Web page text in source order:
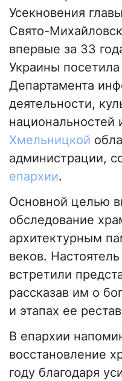
Усекновения
Свято-
впервые за 33
Украины
Департамента
деятельности,
национальностей
Хмельницкой
администрации,
епархии.
Основной целью
обследование
архитектурным
веков.
встретили
рассказав им о
и этапах ее
В епархии
восстановление
году благодаря